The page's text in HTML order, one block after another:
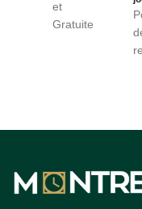
et
Gratuite